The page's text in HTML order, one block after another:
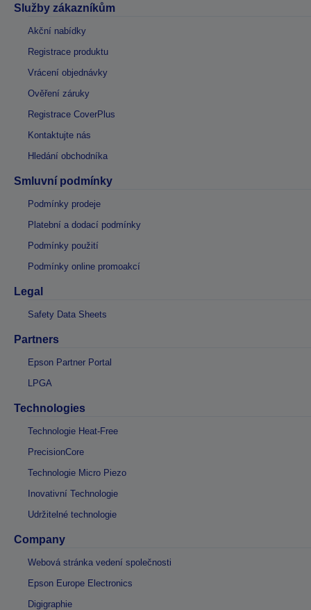
Služby zákazníkům
Akční nabídky
Registrace produktu
Vrácení objednávky
Ověření záruky
Registrace CoverPlus
Kontaktujte nás
Hledání obchodníka
Smluvní podmínky
Podmínky prodeje
Platební a dodací podmínky
Podmínky použití
Podmínky online promoakcí
Legal
Safety Data Sheets
Partners
Epson Partner Portal
LPGA
Technologies
Technologie Heat-Free
PrecisionCore
Technologie Micro Piezo
Inovativní Technologie
Udržitelné technologie
Company
Webová stránka vedení společnosti
Epson Europe Electronics
Digigraphie